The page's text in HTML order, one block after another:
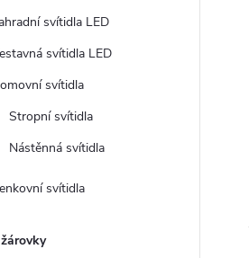
svítidla LED
svítidla LED
svítidla
Stropní svítidla
Nástěnná svítidla
svítidla